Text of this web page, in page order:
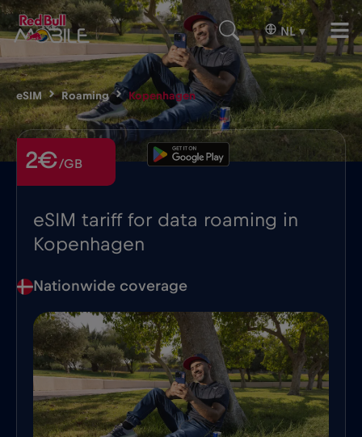
NL ▾
eSIM Roaming Kopenhagen
eSIM tariff for data roaming in
Kopenhagen
2€/GB
Nationwide coverage